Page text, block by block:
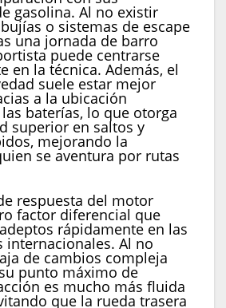
gasolina. Al no existir
o sistemas de escape
una jornada de barro
puede centrarse
en la técnica. Además, el
suele estar mejor
a la ubicación
baterías, lo que otorga
superior en saltos y
mejorando la
se aventura por rutas
respuesta del motor
factor diferencial que
rápidamente en las
internacionales. Al no
de cambios compleja
punto máximo de
es mucho más fluida
que la rueda trasera